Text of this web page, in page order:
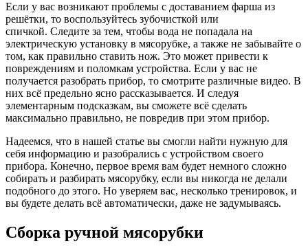
Если у вас возникают проблемы с доставанием фарша из
решётки, то воспользуйтесь зубочисткой или
спичкой. Следите за тем, чтобы вода не попадала на
электрическую установку в мясорубке, а также не забывайте о
том, как правильно ставить нож. Это может привести к
повреждениям и поломкам устройства. Если у вас не
получается разобрать прибор, то смотрите различные видео. В
них всё предельно ясно рассказывается. И следуя
элементарным подсказкам, вы сможете всё сделать
максимально правильно, не повредив при этом прибор.
Надеемся, что в нашей статье вы смогли найти нужную для
себя информацию и разобрались с устройством своего
прибора. Конечно, первое время вам будет немного сложно
собирать и разбирать мясорубку, если вы никогда не делали
подобного до этого. Но уверяем вас, несколько тренировок, и
вы будете делать всё автоматически, даже не задумываясь.
Сборка ручной мясорубки